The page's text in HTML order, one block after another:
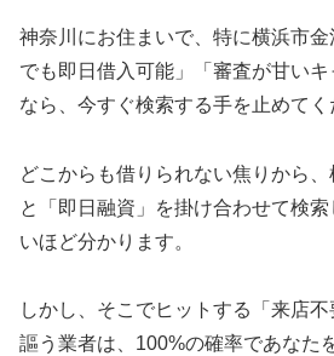
神奈川にお住まいで、特に横浜市
でも即日借入可能」「審査が甘い
なら、今すぐ検索する手を止めてく
どこからも借りられない焦りから
と「即日融資」を掛け合わせて検
いほど分かります。
しかし、そこでヒットする「来店
謳う業者は、100%の確率であなた